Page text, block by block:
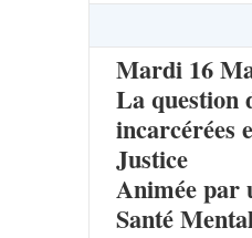
Mardi 16
La question
incarcérées
Justice
Animée par
Santé